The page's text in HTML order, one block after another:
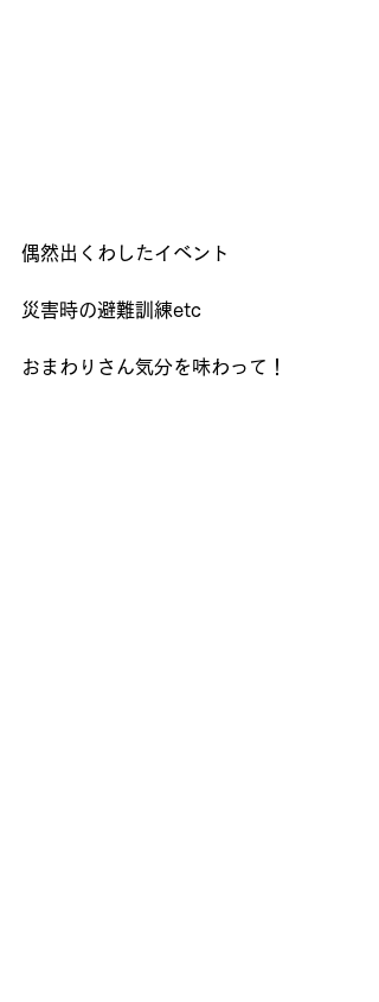
偶然出くわしたイベント
災害時の避難訓練etc
おまわりさん気分を味わって！